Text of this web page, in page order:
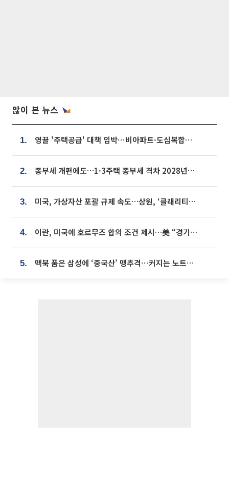
많이 본 뉴스
1. 영끌 '주택공급' 대책 임박⋯비아파트·도심복합까지 총동원
2. 종부세 개편에도…1·3주택 종부세 격차 2028년부터 확대
3. 미국, 가상자산 포괄 규제 속도…상원, ‘클래리티법’ 9월 절차투표 추진
4. 이란, 미국에 호르무즈 합의 조건 제시…美 “경기 아직 안 끝나” [종합]
5. 맥북 품은 삼성에 ‘중국산’ 맹추격⋯커지는 노트북 OLED 시장